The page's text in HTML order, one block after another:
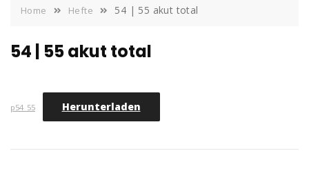
Home Hefte 54 | 55 akut total
54 | 55 akut total
p54_55 Herunterladen